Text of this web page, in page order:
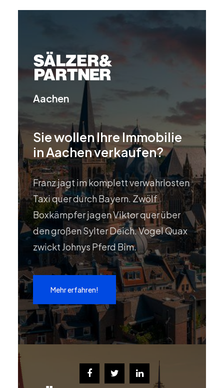
Aachen
Sie wollen Ihre Immobilie
in Aachen verkaufen?
Franz jagt im komplett verwahrlosten
Taxi quer durch Bayern. Zwölf
Boxkämpfer jagen Viktor quer über
den großen Sylter Deich. Vogel Quax
zwickt Johnys Pferd Bim.
Mehr erfahren!